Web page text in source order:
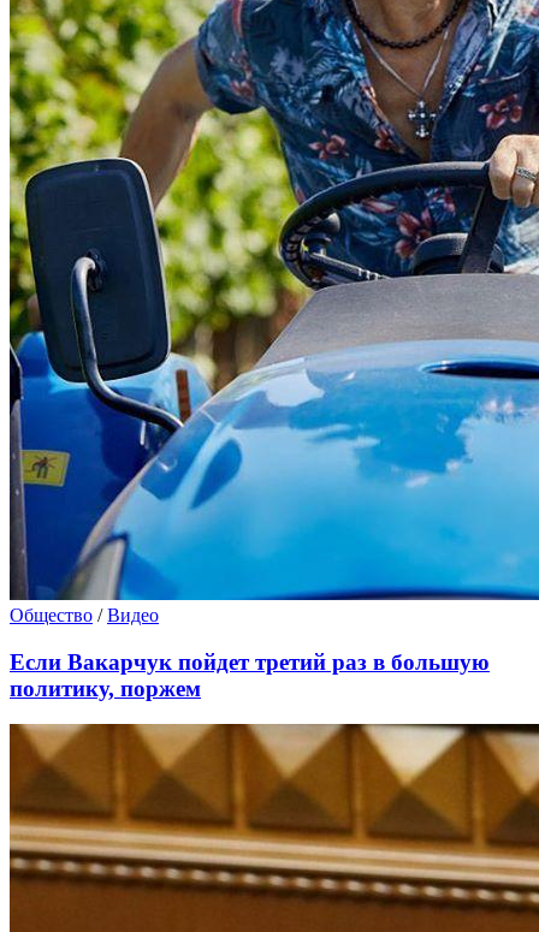
Общество /Видео
Если Вакарчук пойдет третий раз в большую
политику, поржем